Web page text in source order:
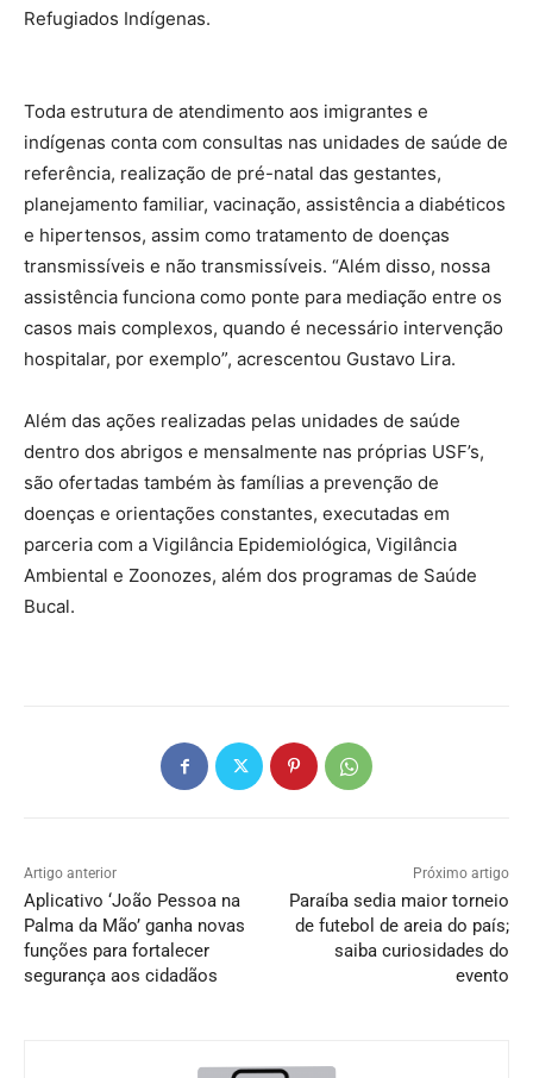
Refugiados Indígenas.
Toda estrutura de atendimento aos imigrantes e
indígenas conta com consultas nas unidades de saúde de
referência, realização de pré-natal das gestantes,
planejamento familiar, vacinação, assistência a diabéticos
e hipertensos, assim como tratamento de doenças
transmissíveis e não transmissíveis. “Além disso, nossa
assistência funciona como ponte para mediação entre os
casos mais complexos, quando é necessário intervenção
hospitalar, por exemplo”, acrescentou Gustavo Lira.
Além das ações realizadas pelas unidades de saúde
dentro dos abrigos e mensalmente nas próprias USF’s,
são ofertadas também às famílias a prevenção de
doenças e orientações constantes, executadas em
parceria com a Vigilância Epidemiológica, Vigilância
Ambiental e Zoonozes, além dos programas de Saúde
Bucal.
Artigo anterior
Aplicativo ‘João Pessoa na
Palma da Mão’ ganha novas
funções para fortalecer
segurança aos cidadãos
Próximo artigo
Paraíba sedia maior torneio
de futebol de areia do país;
saiba curiosidades do
evento